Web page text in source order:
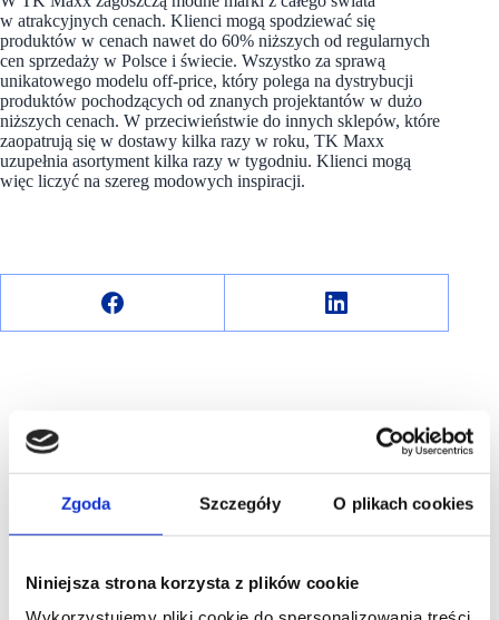
Zgoda Szczegóły O plikach cookies
Niniejsza strona korzysta z plików cookie
w atrakcyjnych cenach. Klienci mogą spodziewać się
produktów w cenach nawet do 60% niższych od regularnych
cen sprzedaży w Polsce i świecie. Wszystko za sprawą
unikatowego modelu off-price, który polega na dystrybucji
produktów pochodzących od znanych projektantów w dużo
niższych cenach. W przeciwieństwie do innych sklepów, które
zaopatrują się w dostawy kilka razy w roku, TK Maxx
uzupełnia asortyment kilka razy w tygodniu. Klienci mogą
więc liczyć na szereg modowych inspiracji.